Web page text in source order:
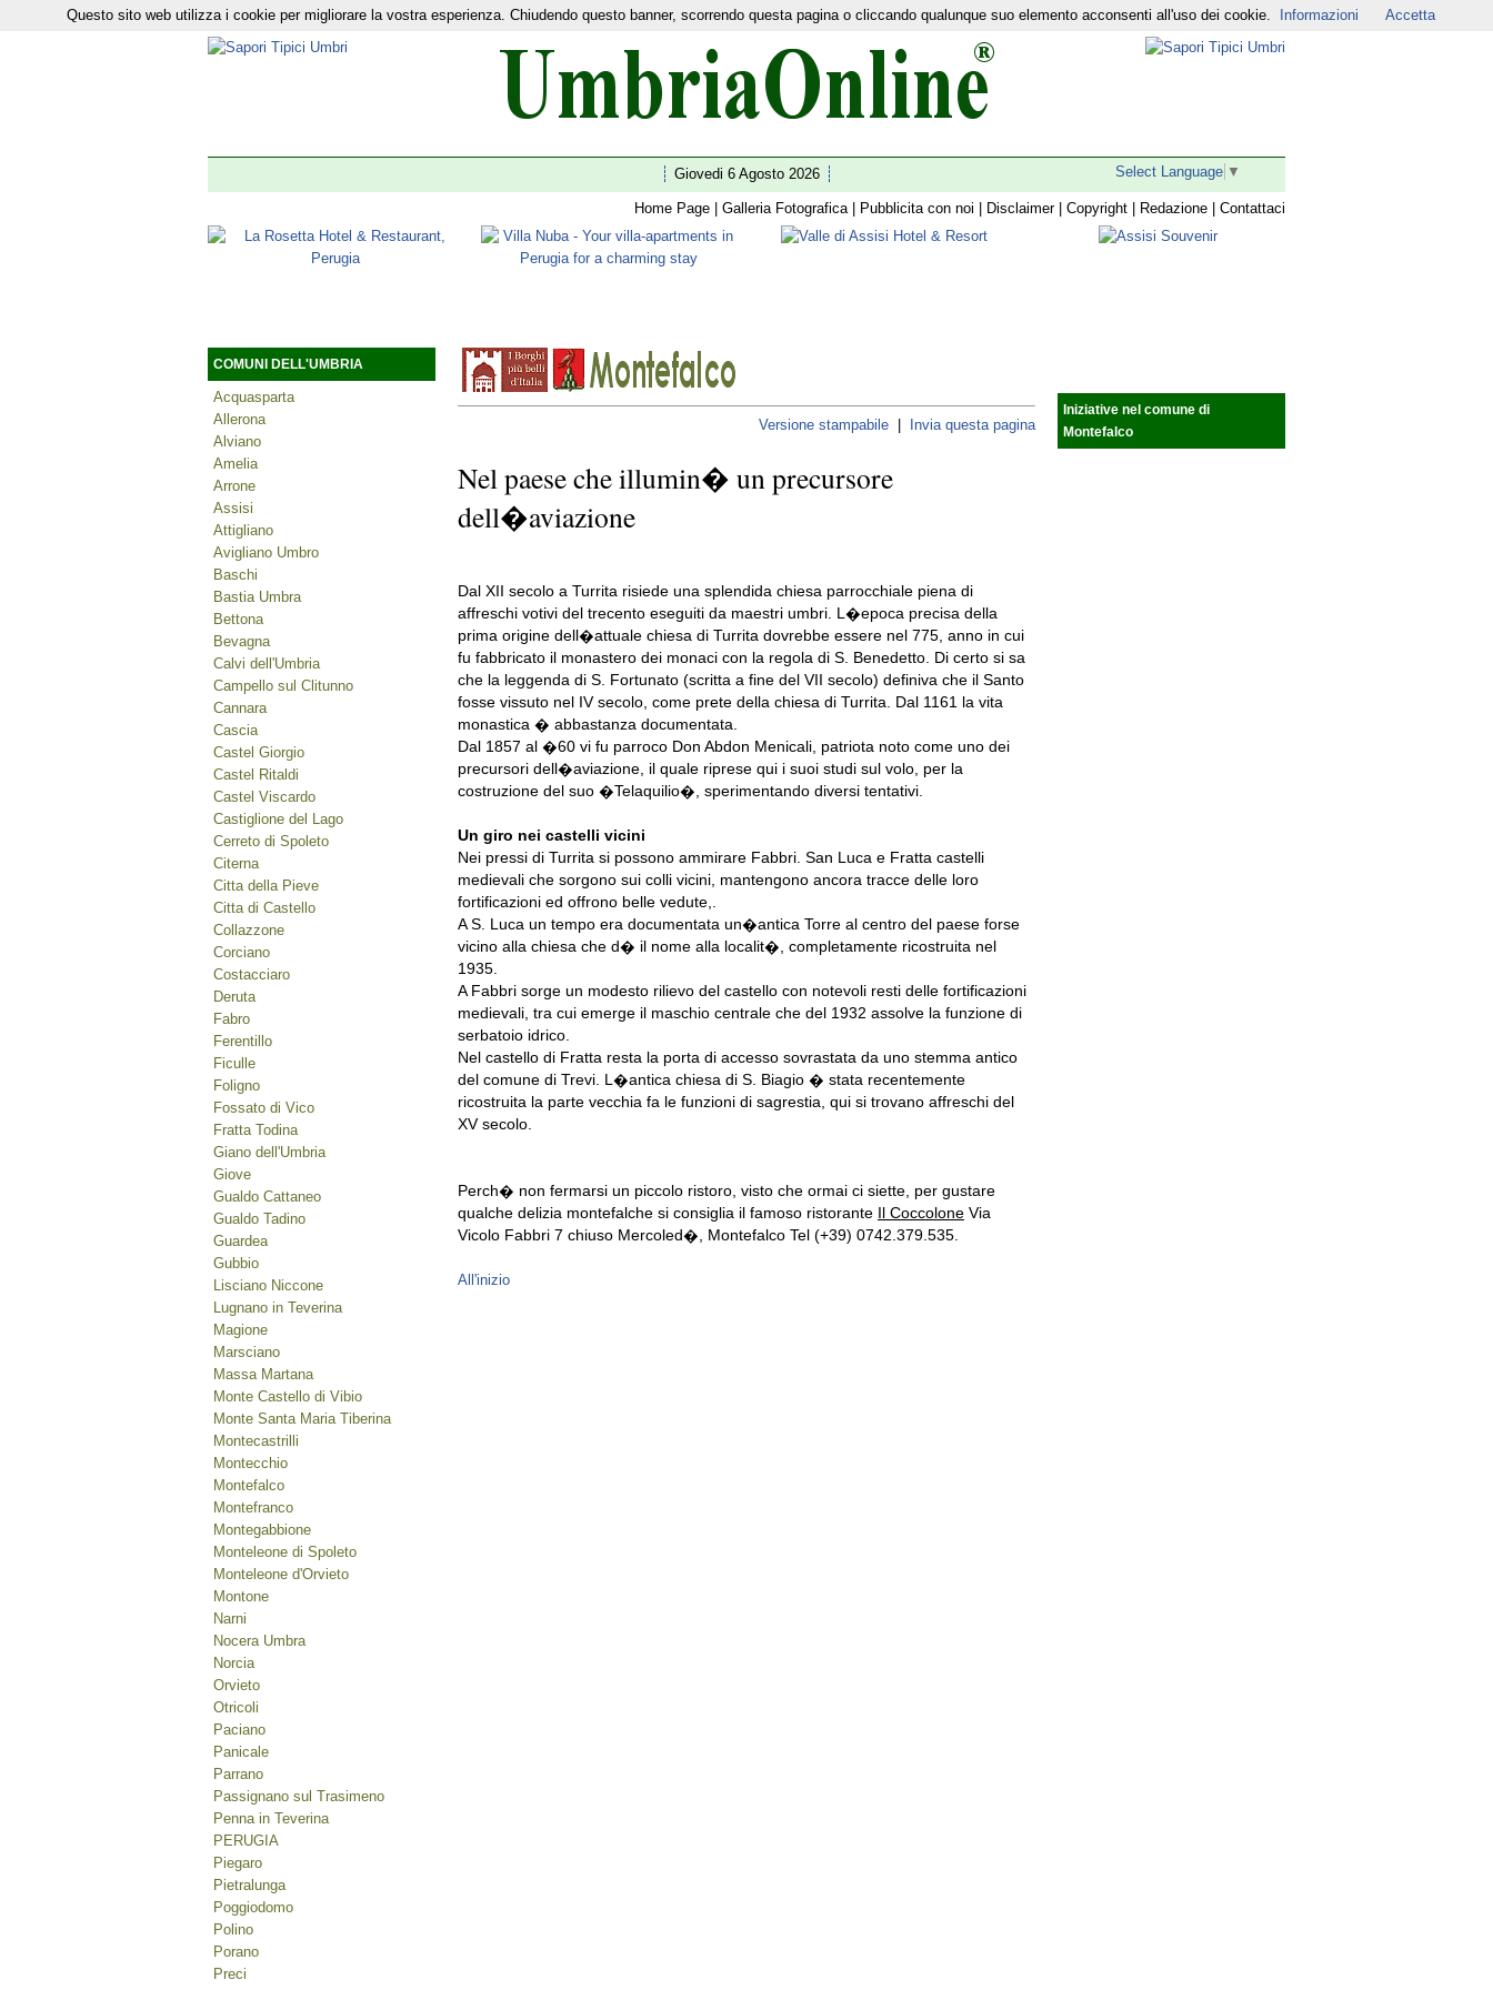
Il nostro network:Home Turismo| News|Ultim'ora|I 92 comuni|Guide|Shopping|Facebook|Twitter|YouTube|
Select Language ▼
Giovedi 6 Agosto 2026
Home Page Galleria Fotografica| Pubblicita con noi Disclaimer| Copyright Redazione Contattaci
Versione stampabile Invia questa pagina
Nel paese che illumin� un precursore
dell�aviazione
Dal XII secolo a Turrita risiede una splendida chiesa parrocchiale piena di
affreschi votivi del trecento eseguiti da maestri umbri. L�epoca precisa della
prima origine dell�attuale chiesa di Turrita dovrebbe essere nel 775, anno in cui
fu fabbricato il monastero dei monaci con la regola di S. Benedetto. Di certo si sa
che la leggenda di S. Fortunato (scritta a fine del VII secolo) definiva che il Santo
fosse vissuto nel IV secolo, come prete della chiesa di Turrita. Dal 1161 la vita
monastica � abbastanza documentata.
Dal 1857 al �60 vi fu parroco Don Abdon Menicali, patriota noto come uno dei
precursori dell�aviazione, il quale riprese qui i suoi studi sul volo, per la
costruzione del suo �Telaquilio�, sperimentando diversi tentativi.
Un giro nei castelli vicini
Nei pressi di Turrita si possono ammirare Fabbri. San Luca e Fratta castelli
medievali che sorgono sui colli vicini, mantengono ancora tracce delle loro
fortificazioni ed offrono belle vedute,.
A S. Luca un tempo era documentata un�antica Torre al centro del paese forse
vicino alla chiesa che d� il nome alla localit�, completamente ricostruita nel
1935.
A Fabbri sorge un modesto rilievo del castello con notevoli resti delle fortificazioni
medievali, tra cui emerge il maschio centrale che del 1932 assolve la funzione di
serbatoio idrico.
Nel castello di Fratta resta la porta di accesso sovrastata da uno stemma antico
del comune di Trevi. L�antica chiesa di S. Biagio � stata recentemente
ricostruita la parte vecchia fa le funzioni di sagrestia, qui si trovano affreschi del
XV secolo.
Perch� non fermarsi un piccolo ristoro, visto che ormai ci siette, per gustare
qualche delizia montefalche si consiglia il famoso ristorante
Il Coccolone Via
Vicolo Fabbri 7 chiuso Mercoled�, Montefalco Tel (+39) 0742.379.535.
All'inizio
COMUNI DELL'UMBRIA
Acquasparta
Allerona
Alviano
Amelia
Arrone
Assisi
Attigliano
Avigliano Umbro
Baschi
Bastia Umbra
Bettona
Bevagna
Calvi dell'Umbria
Campello sul Clitunno
Cannara
Cascia
Castel Giorgio
Castel Ritaldi
Castel Viscardo
Castiglione del Lago
Cerreto di Spoleto
Citerna
Citta della Pieve
Citta di Castello
Collazzone
Corciano
Costacciaro
Deruta
Fabro
Ferentillo
Ficulle
Foligno
Fossato di Vico
Fratta Todina
Giano dell'Umbria
Giove
Gualdo Cattaneo
Gualdo Tadino
Guardea
Gubbio
Lisciano Niccone
Lugnano in Teverina
Magione
Marsciano
Massa Martana
Monte Castello di Vibio
Monte Santa Maria Tiberina
Montecastrilli
Montecchio
Montefalco
Montefranco
Montegabbione
Monteleone di Spoleto
Monteleone d'Orvieto
Montone
Narni
Nocera Umbra
Norcia
Orvieto
Otricoli
Paciano
Panicale
Parrano
Passignano sul Trasimeno
Penna in Teverina
PERUGIA
Piegaro
Pietralunga
Poggiodomo
Polino
Porano
Preci
Iniziative nel comune di
Montefalco
Questo sito web utilizza i cookie per migliorare la vostra esperienza. Chiudendo questo banner, scorrendo questa pagina o cliccando qualunque suo elemento acconsenti all'uso dei cookie. Informazioni Accetta